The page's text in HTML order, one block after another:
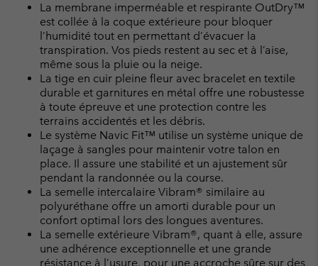
La membrane imperméable et respirante OutDry™
est collée à la coque extérieure pour bloquer
l’humidité tout en permettant d’évacuer la
transpiration. Vos pieds restent au sec et à l’aise,
même sous la pluie ou la neige.
La tige en cuir pleine fleur avec bracelet en textile
durable et garnitures en métal offre une robustesse
à toute épreuve et une protection contre les
terrains accidentés et les débris.
Le système Navic Fit™ utilise un système unique de
laçage à sangles pour maintenir votre talon en
place. Il assure une stabilité et un ajustement sûr
pendant la randonnée ou la course.
La semelle intercalaire Vibram® similaire au
polyuréthane offre un amorti durable pour un
confort optimal lors des longues aventures.
La semelle extérieure Vibram®, quant à elle, assure
une adhérence exceptionnelle et une grande
résistance à l’usure, pour une accroche sûre sur des